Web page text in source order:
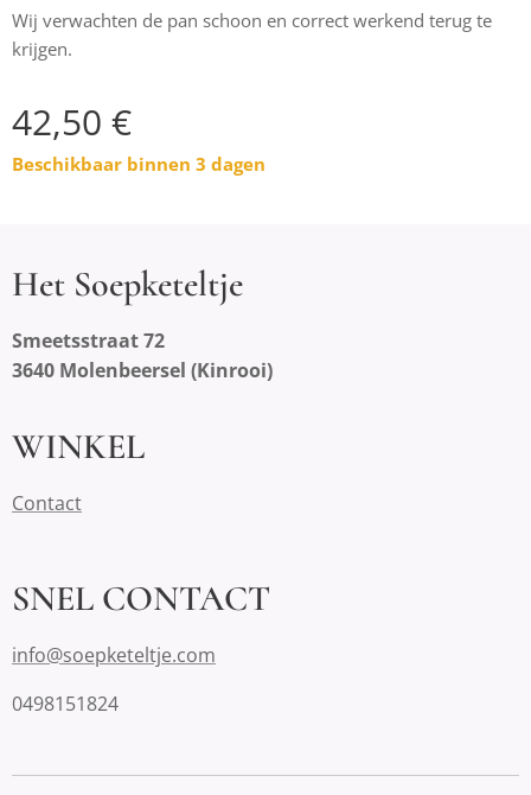
Wij verwachten de pan schoon en correct werkend terug te
krijgen.
42,50 €
Beschikbaar binnen 3 dagen
Het Soepketeltje
Smeetsstraat 72
3640 Molenbeersel (Kinrooi)
WINKEL
Contact
SNEL CONTACT
info@soepketeltje.com
0498151824